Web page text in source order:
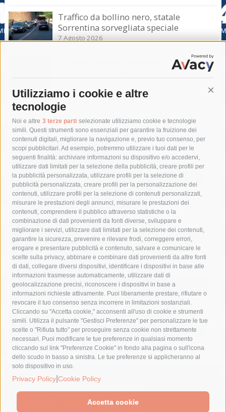
Utilizziamo i cookie e altre
tecnologie
Noi e altre 3 terze parti selezionate utilizziamo cookie e tecnologie
simili. Questi strumenti sono essenziali per garantire la fruizione dei
contenuti digitali, migliorare la navigazione e, previo tuo consenso, per
scopi pubblicitari. Ad esempio, potremmo utilizzare i tuoi dati per le
seguenti finalità: archiviare informazioni su dispositivo e/o accedervi,
utilizzare dati limitati per la selezione della pubblicità, creare profili per
la pubblicità personalizzata, utilizzare profili per la selezione di
pubblicità personalizzata, creare profili per la personalizzazione dei
contenuti, utilizzare profili per la selezione di contenuti personalizzati,
misurare le prestazioni degli annunci, misurare le prestazioni dei
contenuti, comprendere il pubblico attraverso statistiche o la
combinazione di dati provenienti da fonti diverse, sviluppare e
migliorare i servizi, utilizzare dati limitati per la selezione dei contenuti,
garantire la sicurezza, prevenire e rilevare frodi, correggere errori,
erogare e presentare pubblicità e contenuto, salvare e comunicare le
scelte sulla privacy, abbinare e combinare dati provenienti da altre fonti
di dati, collegare diversi dispositivi, identificare i dispositivi in base alle
informazioni trasmesse automaticamente, utilizzare dati di
geolocalizzazione precisi, riconoscere i dispositivi in base a
informazioni richieste attivamente. Puoi liberamente prestare, rifiutare o
revocare il tuo consenso senza incorrere in limitazioni sostanziali.
Cliccando su "Accetta cookie," acconsenti all'uso di cookie e strumenti
simili. Utilizza il pulsante "Gestisci Preferenze" per personalizzare le tue
scelte o "Rifiuta tutto" per proseguire senza cookie non strettamente
necessari. Puoi modificare le tue preferenze in qualsiasi momento
cliccando sul link "Preferenze Cookie" in fondo alla pagina o sull'icona
dello scudo in basso a sinistra. Le tue preferenze si applicheranno al
solo dispositivo in uso.
Privacy Policy Cookie Policy
Accetta cookie
Traffico da bollino nero, statale
Sorrentina sorvegliata speciale
7 Agosto 2026
Sorrento-Massa Lubrense. Torna a casa
Tag
acqua allerta meteo
anas
area marina protetta di punta campanella
arresto
Asl Napoli 3 sud
capitaneria di porto capri
carabinieri
castellammare di stabia
circumvesuviana
comune di sorrento
concerto
contagi
costiera amalfitana
covid-19 eav
elezioni
fondazione sorrento
gori guardia costiera
incidente
lavori
lorenzo balducelli mare
massa lubrense
massimo coppola
Meta napoli
ordinanza
penisola sorrentina
piano di sorrento
polizia municipale
protezione civile
Regione Campania
sant'agnello
sindaco cuomo
sorrento studenti temporali
treni
turismo
Vico Equense villa fiorentino vincenzo de luca
© 2015 SorrentoPress. All rights reserved.
Il giornale online della Penisola Sorrentina
Cookie Policy